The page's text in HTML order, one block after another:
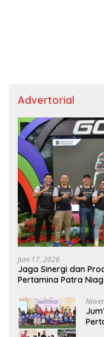
Advertorial
Juni 17, 2026
Jaga Sinergi dan
Pertamina Patra